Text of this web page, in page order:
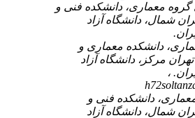
گروه معماری، دانشکده فنی و
شمال، دانشگاه آزاد
دانشکده معماری و
مرکز، دانشگاه آزاد
،
معماری، دانشکده فنی و
شمال، دانشگاه آزاد